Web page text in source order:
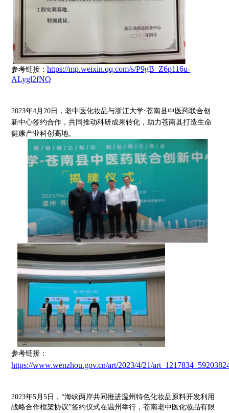
参考链接：https://mp.weixin.qq.com/s/P9gB_Z6p116u-
ALygl2fNQ
2023年4月20日，老中医化妆品与浙江大学·苍南县中医药联合创
新中心签约合作，共同推动科研成果转化，助力苍南县打造生命
健康产业科创高地。
参考链接：
https://www.wenzhou.gov.cn/art/2023/4/21/
2023年5月5日，“海峡两岸共同推进温州特色化妆品原料开发利用
战略合作框架协议”签约仪式在温州举行，苍南老中医化妆品有限